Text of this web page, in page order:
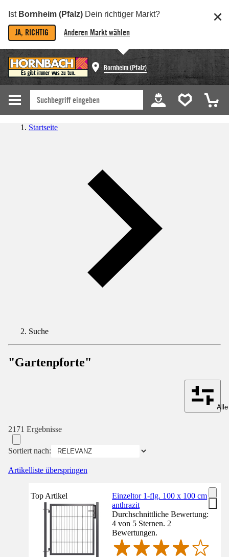
Ist Bornheim (Pfalz) Dein richtiger Markt?
JA, RICHTIG Anderen Markt wählen
Bornheim (Pfalz)
Startseite
Suche
"Gartenpforte"
2171 Ergebnisse
Sortiert nach:
Artikelliste überspringen
Top Artikel
Einzeltor 1-flg. 100 x 100 cm
anthrazit
Durchschnittliche Bewertung:
4 von 5 Sternen. 2
Bewertungen.